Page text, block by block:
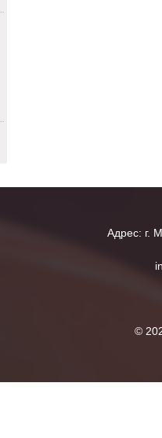
Адрес: г.
©